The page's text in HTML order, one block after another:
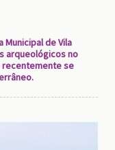
Municipal de Vila
arqueológicos no
recentemente se